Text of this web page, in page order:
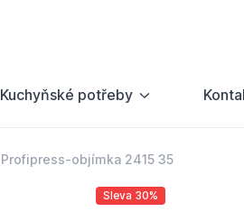
Kuchyňské potřeby
Profipress-objímka 2415 35
Sleva 30%